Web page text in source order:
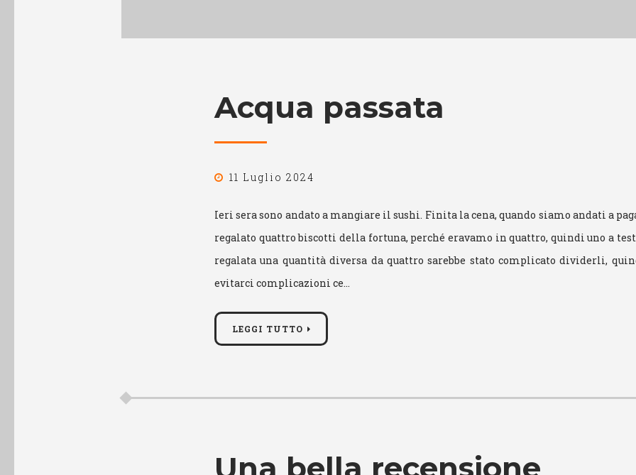
Acqua passata
11 Luglio 2024
Ieri sera sono andato a mangiare il sushi. Finita la cena, quando siamo andati a
regalato quattro biscotti della fortuna, perché eravamo in quattro, quindi uno a
regalata una quantità diversa da quattro sarebbe stato complicato dividerli,
evitarci complicazioni ce…
LEGGI TUTTO